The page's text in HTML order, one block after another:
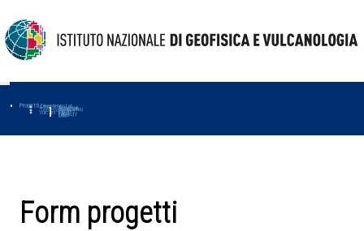
Progetti
Progetti Dipartimentali
AmbienteAmused
Macmap
Tropomag
TerremotiFurther
Muse
Vulcani First
Impact
Love-cf
Uno
Form progetti